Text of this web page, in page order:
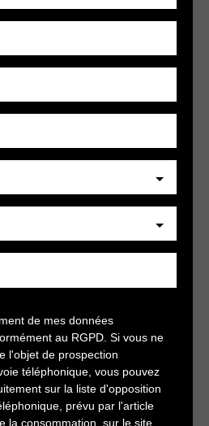
de mes données
au RGPD. Si vous ne
l'objet de prospection
téléphonique, vous pouvez
sur la liste d'opposition
prévu par l'article
la consommation, sur le site